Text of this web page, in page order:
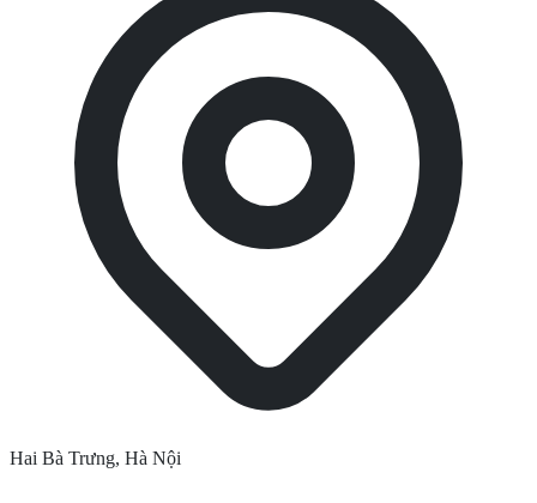
Hai Bà Trưng, Hà Nội